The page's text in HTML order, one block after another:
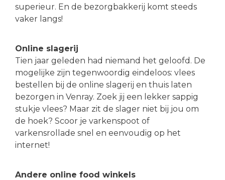
superieur. En de bezorgbakkerij komt steeds
vaker langs!
Online slagerij
Tien jaar geleden had niemand het geloofd. De
mogelijke zijn tegenwoordig eindeloos: vlees
bestellen bij de online slagerij en thuis laten
bezorgen in Venray. Zoek jij een lekker sappig
stukje vlees? Maar zit de slager niet bij jou om
de hoek? Scoor je varkenspoot of
varkensrollade snel en eenvoudig op het
internet!
Andere online food winkels